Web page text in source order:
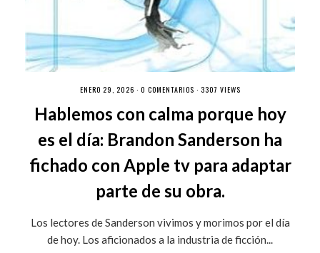
ENERO 29, 2026 · 0 COMENTARIOS · 3307 VIEWS
Hablemos con calma porque hoy
es el día: Brandon Sanderson ha
fichado con Apple tv para adaptar
parte de su obra.
Los lectores de Sanderson vivimos y morimos por el día
de hoy. Los aficionados a la industria de ficción...